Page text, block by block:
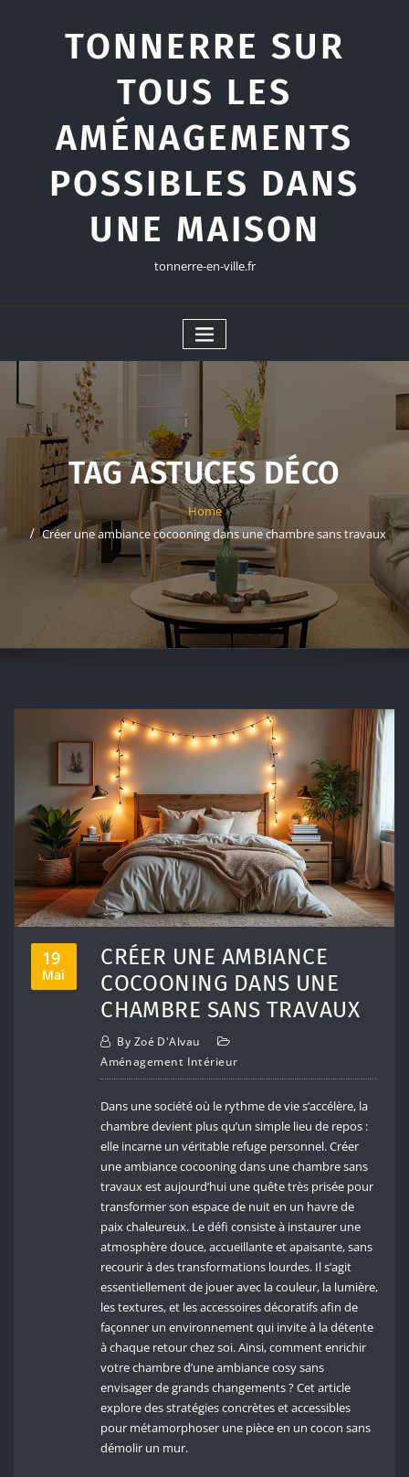
TONNERRE SUR
TOUS LES
AMÉNAGEMENTS
POSSIBLES DANS
UNE MAISON
tonnerre-en-ville.fr
TAG ASTUCES DÉCO
Home
Créer une ambiance cocooning dans une chambre sans travaux
19
Mai
CRÉER UNE AMBIANCE
COCOONING DANS UNE
CHAMBRE SANS TRAVAUX
By Zoé D'Alvau
Aménagement Intérieur
Dans une société où le rythme de vie s’accélère, la
chambre devient plus qu’un simple lieu de repos :
elle incarne un véritable refuge personnel. Créer
une ambiance cocooning dans une chambre sans
travaux est aujourd’hui une quête très prisée pour
transformer son espace de nuit en un havre de
paix chaleureux. Le défi consiste à instaurer une
atmosphère douce, accueillante et apaisante, sans
recourir à des transformations lourdes. Il s’agit
essentiellement de jouer avec la couleur, la lumière,
les textures, et les accessoires décoratifs afin de
façonner un environnement qui invite à la détente
à chaque retour chez soi. Ainsi, comment enrichir
votre chambre d’une ambiance cosy sans
envisager de grands changements ? Cet article
explore des stratégies concrètes et accessibles
pour métamorphoser une pièce en un cocon sans
démolir un mur.